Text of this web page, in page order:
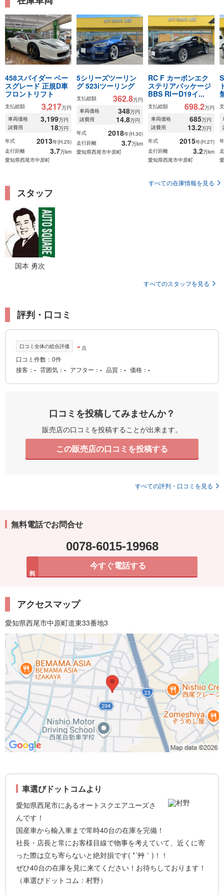
458スパイダー ベー
スグレード 正規D車
フロントリフト
支払総額 3,217万円
車両価格
3,199万円
諸費用
18万円
年式
2013年(H.25)
走行距離
3.7万km
愛知県西尾市中原町
5シリーズツーリン
グ 523iツーリング
支払総額 362.8万円
車両価格
348万円
諸費用
14.8万円
年式
2018年(H.30)
走行距離
3.7万km
愛知県西尾市中原町
RC F カーボンエク
ステリアパッケージ
BBS RIーD19イ...
支払総額 698.2万円
車両価格
685万円
諸費用
13.2万円
年式
2015年(H.27)
走行距離
3.2万km
愛知県西尾市中原町
すべての在庫情報を見る
スタッフ
国本 勇次
すべてのスタッフを見る
評判・口コミ
口コミ全体の総合評価 - 点
口コミ件数：0件
接客
- 雰囲気 - アフター - 品質 - 価格 -
口コミを投稿してみませんか？
販売店の口コミを投稿することが出来ます。
この販売店の口コミを投稿する
すべての評判・口コミを見る
無料電話でお問合せ
0078-6015-19968
今すぐ電話する
アクセスマップ
愛知県西尾市中原町道東33番地3
車選びドットコムより
愛知県西尾市にあるオートスクエアユーズさ
んです！
国産車から輸入車まで常時40台の在庫を完備！
社長・店長と常にお客様目線で物事を考えていて、近くに寄
った際は立ち寄らないと絶対損です( *´艸｀)！！
ぜひ40台の在庫を見に来てください！お待ちしております！
（車選びドットコム：村野）